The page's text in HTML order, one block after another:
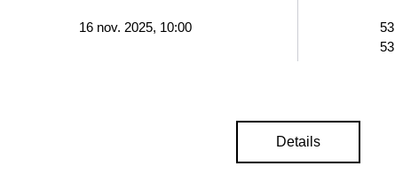
16 nov. 2025, 10:00
Details